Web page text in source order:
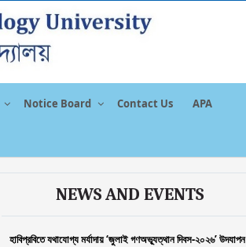
Notice Board Contact Us APA
NEWS AND EVENTS
হাবিপ্রবিতে যথাযোগ্য মর্যাদায় ‘জুলাই গণঅভ্যূত্থান দিবস-২০২৬’ উদযাপন